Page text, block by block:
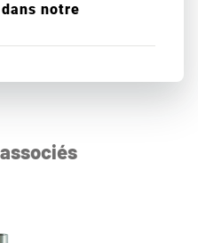
notre